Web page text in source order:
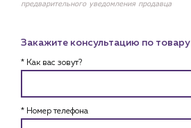
предварительного уведомления продавца
Закажите консультацию по товару
* Как вас зовут?
* Номер телефона